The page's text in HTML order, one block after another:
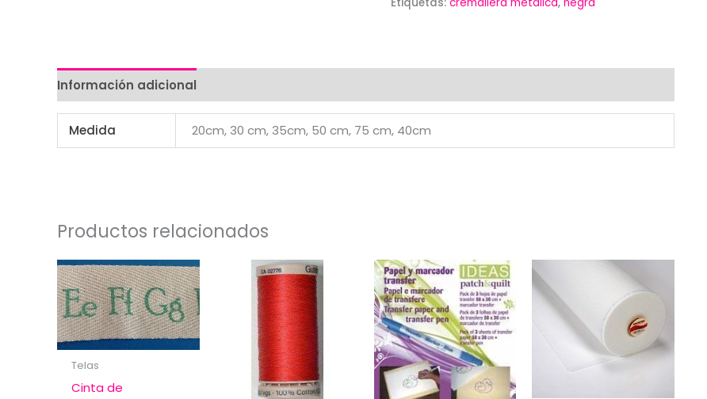
CM
CM)
Información adicional
Medida 20cm, 30 cm, 35cm, 50 cm, 75 cm, 40cm
Productos relacionados
Telas
Cinta de